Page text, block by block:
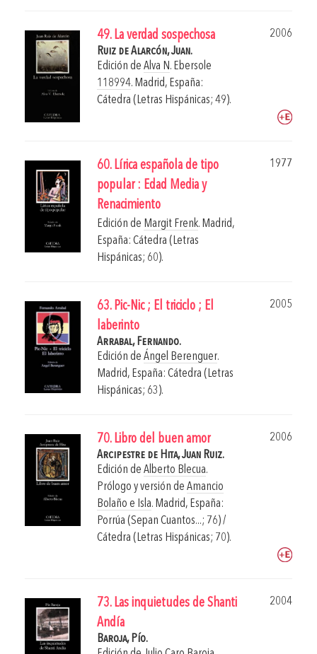
49. La verdad sospechosa
2006
Ruiz de Alarcón, Juan.
Edición de Alva N. Ebersole
118994. Madrid, España:
Cátedra (Letras Hispánicas; 49).
60. Lírica española de tipo
popular : Edad Media y
Renacimiento
1977
Edición de Margit Frenk. Madrid,
España: Cátedra (Letras
Hispánicas; 60).
63. Pic-Nic ; El triciclo ; El
laberinto
2005
Arrabal, Fernando.
Edición de Ángel Berenguer.
Madrid, España: Cátedra (Letras
Hispánicas; 63).
70. Libro del buen amor
2006
Arcipestre de Hita, Juan Ruiz.
Edición de Alberto Blecua.
Prólogo y versión de Amancio
Bolaño e Isla. Madrid, España:
Porrúa (Sepan Cuantos...; 76) /
Cátedra (Letras Hispánicas; 70).
73. Las inquietudes de Shanti
Andía
2004
Baroja, Pío.